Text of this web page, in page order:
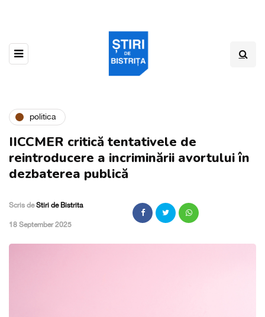
politica
IICCMER critică tentativele de
reintroducere a incriminării avortului în
dezbaterea publică
Scris deStiri de Bistrita
,18 September 2025